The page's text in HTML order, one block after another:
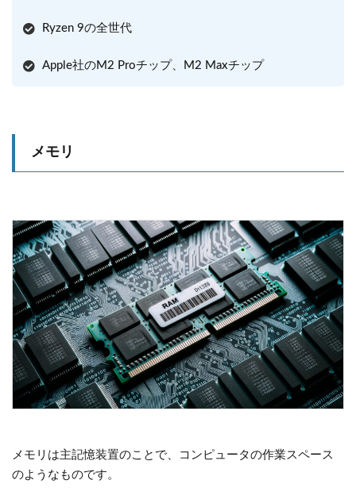
Ryzen 9の全世代
Apple社のM2 Proチップ、M2 Maxチップ
メモリ
メモリは主記憶装置のことで、コンピュータの作業スペース
のようなものです。